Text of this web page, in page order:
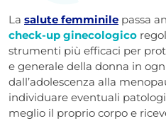
La salute femminile passa
check-up ginecologico
strumenti più efficaci per
e generale della donna in
dall’adolescenza alla
individuare eventuali
meglio il proprio corpo e